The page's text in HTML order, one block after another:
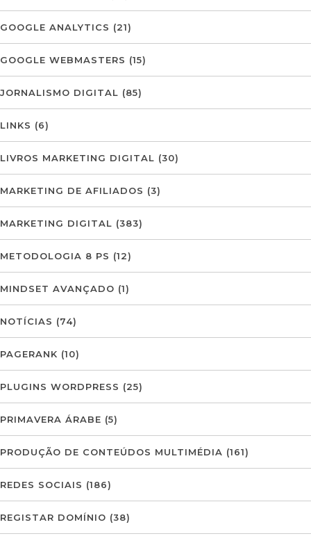
GOOGLE ANALYTICS (21)
GOOGLE WEBMASTERS (15)
JORNALISMO DIGITAL (85)
LINKS (6)
LIVROS MARKETING DIGITAL (30)
MARKETING DE AFILIADOS (3)
MARKETING DIGITAL (383)
METODOLOGIA 8 PS (12)
MINDSET AVANÇADO (1)
NOTÍCIAS (74)
PAGERANK (10)
PLUGINS WORDPRESS (25)
PRIMAVERA ÁRABE (5)
PRODUÇÃO DE CONTEÚDOS MULTIMÉDIA (161)
REDES SOCIAIS (186)
REGISTAR DOMÍNIO (38)